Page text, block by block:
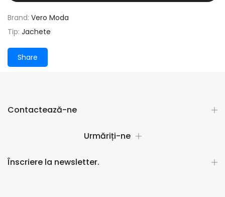
Brand: Vero Moda
Tip: Jachete
Share
Contactează-ne
Urmăriți-ne
Înscriere la newsletter.